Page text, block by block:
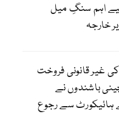
اہم سنگِ میل
خارجہ
غیر قانونی فروخت
باشندوں نے
سے رجوع